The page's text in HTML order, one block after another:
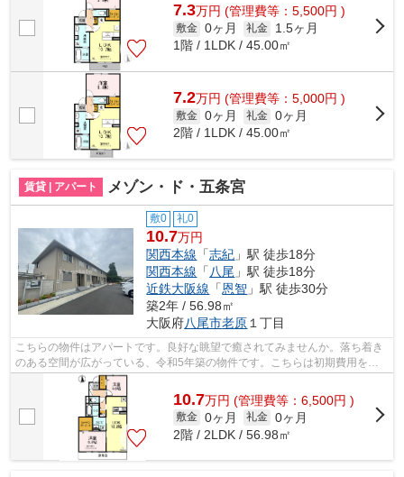
7.3万円 (管理費等：5,500円 )
敷金 0ヶ月 礼金
1.5ヶ月
1階 / 1LDK / 45.00㎡
7.2万円 (管理費等：5,000円 )
敷金 0ヶ月 礼金 0ヶ月
2階 / 1LDK / 45.00㎡
賃貸 | アパート メゾン・ド・五条宮
敷0 礼0
10.7万円
関西本線 「志紀 」駅 徒歩18分
関西本線 「八尾 」駅 徒歩18分
近鉄大阪線 「恩智 」駅 徒歩30分
築2年 / 56.98㎡
大阪府八尾市老原１丁目
こちらの物件はアパートです。良好な眺望で癒されてみませんか。落ち着き
のある空間が広がっている、令和5年築の物件です。こちらは初期費用をカ
ードでお支払いいただける物件なので、...
10.7万円 (管理費等：6,500円 )
敷金 0ヶ月 礼金 0ヶ月
2階 / 2LDK / 56.98㎡